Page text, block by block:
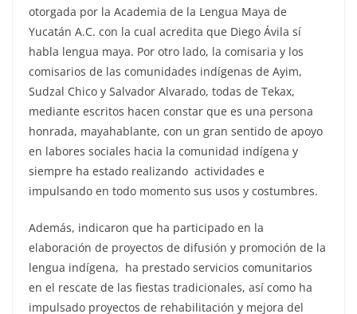
otorgada por la Academia de la Lengua Maya de
Yucatán A.C. con la cual acredita que Diego Ávila sí
habla lengua maya. Por otro lado, la comisaria y los
comisarios de las comunidades indígenas de Ayim,
Sudzal Chico y Salvador Alvarado, todas de Tekax,
mediante escritos hacen constar que es una persona
honrada, mayahablante, con un gran sentido de apoyo
en labores sociales hacia la comunidad indígena y
siempre ha estado realizando actividades e
impulsando en todo momento sus usos y costumbres.
Además, indicaron que ha participado en la
elaboración de proyectos de difusión y promoción de la
lengua indígena, ha prestado servicios comunitarios
en el rescate de las fiestas tradicionales, así como ha
impulsado proyectos de rehabilitación y mejora del